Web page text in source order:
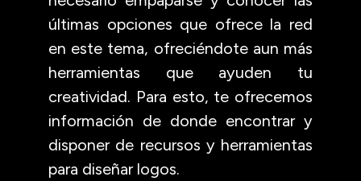
últimas opciones que ofrece la red
en este tema, ofreciéndote aun más
herramientas que ayuden tu
creatividad. Para esto, te ofrecemos
información de donde encontrar y
disponer de recursos y herramientas
para diseñar logos.